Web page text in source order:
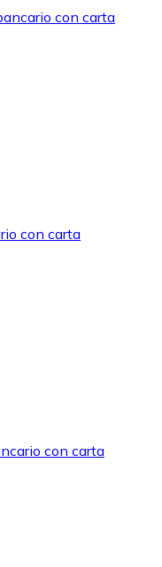
con carta
con carta
con carta